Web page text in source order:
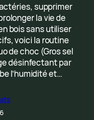
supprimer
la vie de
bois sans utiliser
voici la routine
de choc (Gros sel
désinfectant par
l’humidité et…